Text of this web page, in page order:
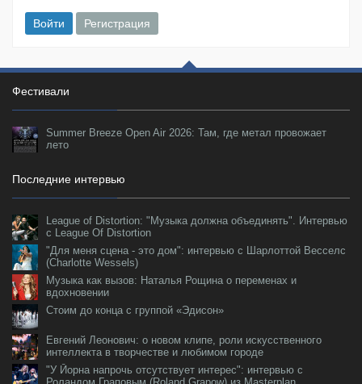
Войти Регистрация
Фестивали
Summer Breeze Open Air 2026: Там, где метал провожает
лето
Последние интервью
League of Distortion: "Музыка должна объединять". Интервью
с League Of Distortion
"Для меня сцена - это дом": интервью с Шарлоттой Весселс
(Charlotte Wessels)
Музыка как вызов: Наталья Рощина о переменах и
вдохновении
Стоим до конца с группой «Эдисон»
Евгений Леонович: о новом клипе, роли искусственного
интеллекта в творчестве и любимом городе
"У Йорна напрочь отсутствует интерес": интервью с